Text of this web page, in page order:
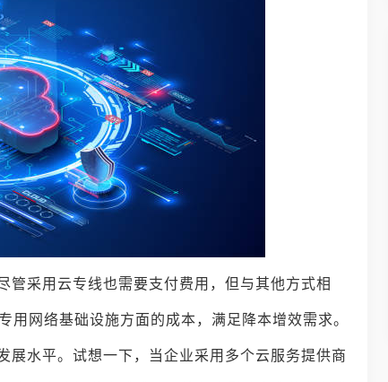
管采用云专线也需要支付费用，但与其他方式相
用网络基础设施方面的成本，满足降本增效需求。
展水平。试想一下，当企业采用多个云服务提供商